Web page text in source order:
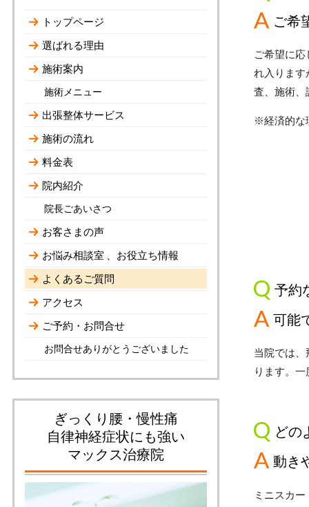
ご希
ご希望に
れ入りま
査、施術、
※経済的な
予約
可能
当院では
ります。
どの
動き
ミニスカ
トップページ
選ばれる理由
施術案内
施術メニュー
出張整体サービス
施術の流れ
料金表
院内紹介
院長ごあいさつ
お客さまの声
お悩み相談室 、お役立ち情報
よくあるご質問
アクセス
ご予約・お問合せ
お問合せありがとうございました
ぎっくり腰・慢性痛
自律神経症状にも強い
マックス治療院